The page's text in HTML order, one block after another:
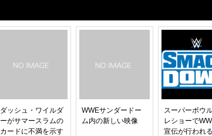
ダッシュ・ワイルダ
ーがサマースラムの
カードに不満を示す
WWEサンダードー
ム内の新しい映像
スーパーボウ
レショーで
宣伝が行われる